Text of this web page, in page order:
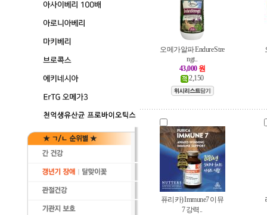
오메가알파 Endure Stre
ngt..
43,000 원
2,150
퓨리카) Immune7 이뮤
7 강력..